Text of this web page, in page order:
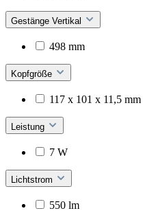
Gestänge Vertikal
498 mm
Kopfgröße
117 x 101 x 11,5 mm
Leistung
7 W
Lichtstrom
550 lm